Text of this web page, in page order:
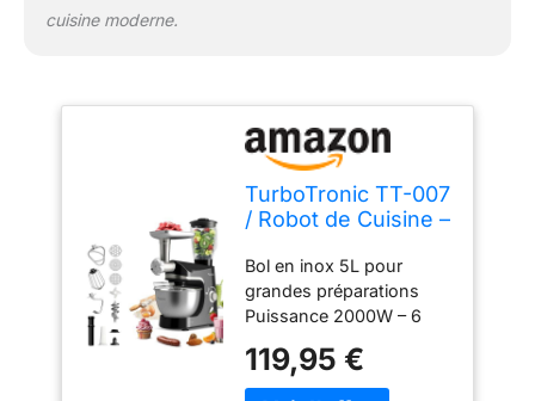
cuisine moderne.
TurboTronic TT-007
/ Robot de Cuisine –
Robot Pâtissier –
Mixeur
Multifonction – 5
Litres – 2000W –
Noir
Bol en inox 5L pour
grandes préparations
Puissance 2000W – 6
Fouet, crochet et batteur
en Y inclus Mouvement
119,95 €